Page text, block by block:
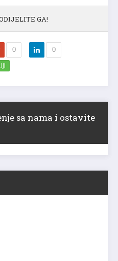
GA!
0 0
sa nama i ostavite